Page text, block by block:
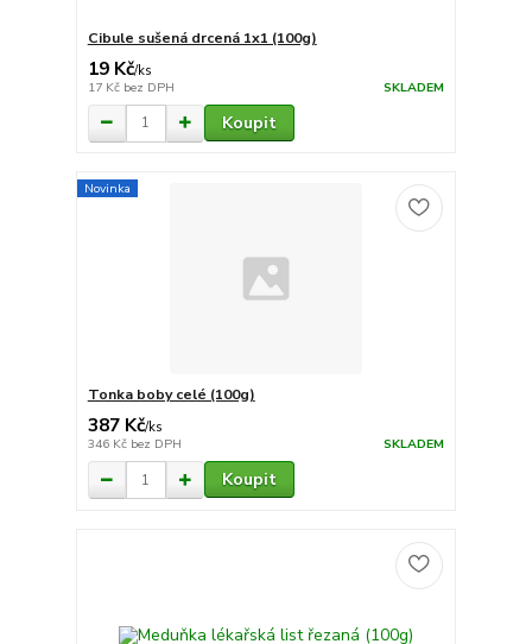
Cibule sušená drcená 1x1 (100g)
19 Kč/ks
17 Kč bez DPH SKLADEM
Koupit
Novinka
Tonka boby celé (100g)
387 Kč/ks
346 Kč bez DPH SKLADEM
Koupit